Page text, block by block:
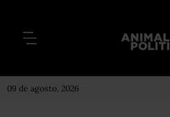
09 de agosto, 2026